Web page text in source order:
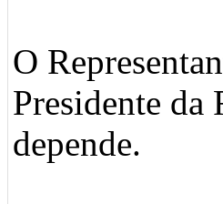
O
Presidente da
depende.